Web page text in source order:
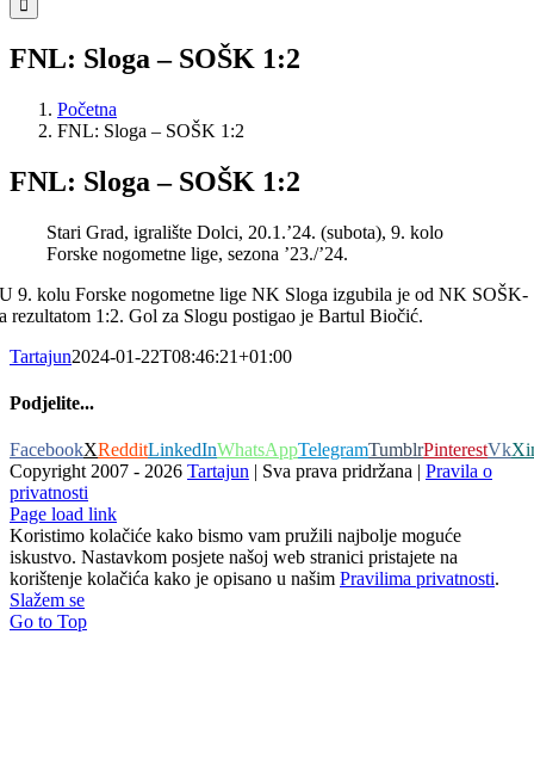
FNL: Sloga – SOŠK 1:2
Početna
FNL: Sloga – SOŠK 1:2
FNL: Sloga – SOŠK 1:2
Stari Grad, igralište Dolci, 20.1.’24. (subota), 9. kolo
Forske nogometne lige, sezona ’23./’24.
U 9. kolu Forske nogometne lige NK Sloga izgubila je od NK SOŠK-
a rezultatom 1:2. Gol za Slogu postigao je Bartul Biočić.
Tartajun2024-01-22T08:46:21+01:00
Podjelite...
FacebookXRedditLinkedInWhatsAppTelegramTumblrPinterestVk
Copyright 2007 - 2026 Tartajun | Sva prava pridržana | Pravila o
privatnosti
Page load link
Koristimo kolačiće kako bismo vam pružili najbolje moguće
iskustvo. Nastavkom posjete našoj web stranici pristajete na
korištenje kolačića kako je opisano u našim Pravilima privatnosti.
Slažem se
Go to Top